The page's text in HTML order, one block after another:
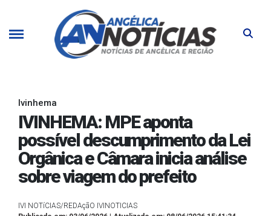
Ivinhema
IVINHEMA: MPE aponta
possível descumprimento da Lei
Orgânica e Câmara inicia análise
sobre viagem do prefeito
IVI NOTíCIAS/REDAçãO IVINOTICIAS